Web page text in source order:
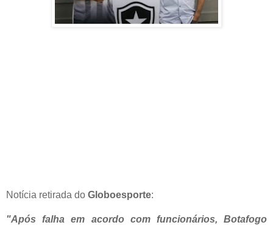
Notícia retirada do Globoesporte:
"Após falha em acordo com funcionários, Botafogo